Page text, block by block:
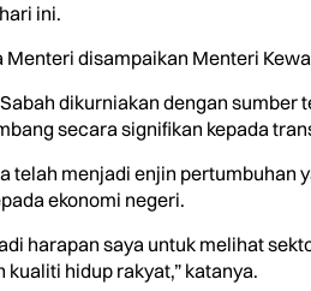
ini.
Menteri disampaikan Menteri
dikurniakan dengan
secara signifikan kepada
telah menjadi enjin pertumbuhan
ekonomi negeri.
harapan saya untuk melihat
kualiti hidup rakyat,” katanya.